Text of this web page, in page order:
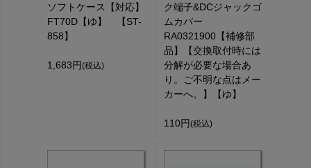
ソフトケース【対応】
FT70D【ゆ】 【ST-
858】
1,683円 (税込)
ク端子&DCジャックゴ
ムカバー
RA0321900【補修部
品】【交換取付時には
分解が必要な場合あ
り。ご不明な点はメー
カーへ。】【ゆ】
110円 (税込)